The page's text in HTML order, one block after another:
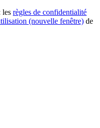
les règles de confidentialité
(nouvelle fenêtre) de